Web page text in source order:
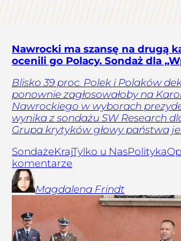
Nawrocki ma szansę na drugą
ocenili go Polacy. Sondaż dla
Blisko 39 proc. Polek i Polaków
ponownie zagłosowałoby na
Nawrockiego w wyborach
wynika z sondażu SW Research
Grupa krytyków głowy państwa
SondażeKrajTylko u NasPolityka
komentarze
Magdalena Frindt